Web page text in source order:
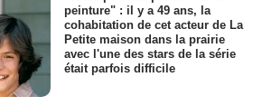
peinture" : il y a 49 ans, la
cohabitation de cet acteur de La
Petite maison dans la prairie
avec l'une des stars de la série
était parfois difficile